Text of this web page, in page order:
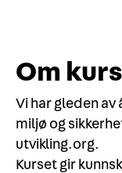
Om
Vi har gleden av
miljø og
utvikling.org.
Kurset gir